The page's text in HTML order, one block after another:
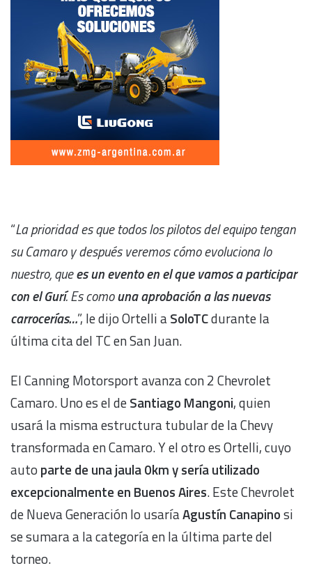
“La prioridad es que todos los pilotos del equipo tengan
su Camaro y después veremos cómo evoluciona lo
nuestro, quees un evento en el que vamos a participar
con el Gurí. Es comouna aprobación a las nuevas
carrocerías…”, le dijo Ortelli aSoloTCdurante la
última cita del TC en San Juan.
El Canning Motorsport avanza con 2 Chevrolet
Camaro. Uno es el deSantiago Mangoni, quien
usará la misma estructura tubular de la Chevy
transformada en Camaro. Y el otro es Ortelli, cuyo
auto parte de una jaula 0km y sería utilizado
excepcionalmente en Buenos Aires. Este Chevrolet
de Nueva Generación lo usaríaAgustín Canapinosi
se sumara a la categoría en la última parte del
torneo.